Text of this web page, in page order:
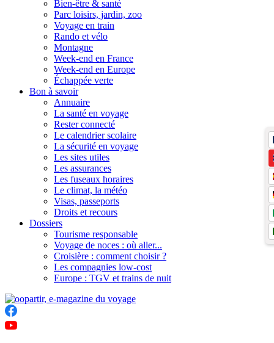
Bien-être & santé
Parc loisirs, jardin, zoo
Voyage en train
Rando et vélo
Montagne
Week-end en France
Week-end en Europe
Échappée verte
Bon à savoir
Annuaire
La santé en voyage
Rester connecté
Le calendrier scolaire
La sécurité en voyage
Les sites utiles
Les assurances
Les fuseaux horaires
Le climat, la météo
Visas, passeports
Droits et recours
Dossiers
Tourisme responsable
Voyage de noces : où aller...
Croisière : comment choisir ?
Les compagnies low-cost
Europe : TGV et trains de nuit